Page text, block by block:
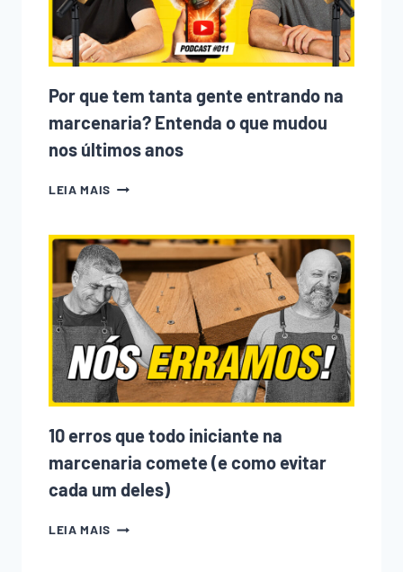
Por que tem tanta gente entrando na
marcenaria? Entenda o que mudou
nos últimos anos
LEIA MAIS POR
TANTA
GENTE
ENTRANDO
NA
MARCENARIA?
ENTENDA
O
QUE
MUDOU
NOS
ÚLTIMOS
10 erros que todo iniciante na
marcenaria comete (e como evitar
cada um deles)
LEIA MAIS 10